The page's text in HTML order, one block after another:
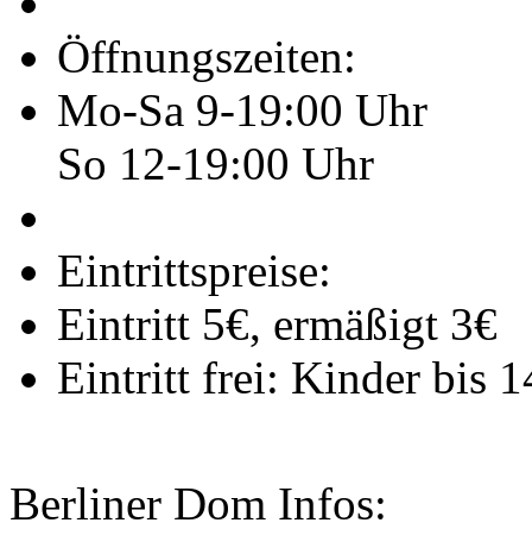
Öffnungszeiten:
Mo-Sa 9-19:00 Uhr
So 12-19:00 Uhr
Eintrittspreise:
Eintritt 5€, ermäßigt 3€
Eintritt frei: Kinder bis
Berliner Dom Infos: